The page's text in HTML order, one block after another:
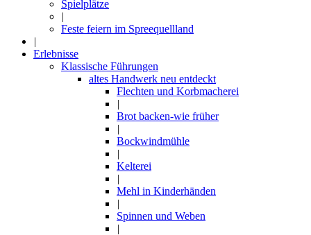
Spielplätze
|
Feste feiern im Spreequellland
|
Erlebnisse
Klassische Führungen
altes Handwerk neu entdeckt
Flechten und Korbmacherei
|
Brot backen-wie früher
|
Bockwindmühle
|
Kelterei
|
Mehl in Kinderhänden
|
Spinnen und Weben
|